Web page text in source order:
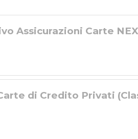
Assicurazioni Carte
di Credito Privati